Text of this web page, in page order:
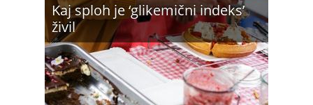
Kaj sploh je ‘glikemični indeks’
živil